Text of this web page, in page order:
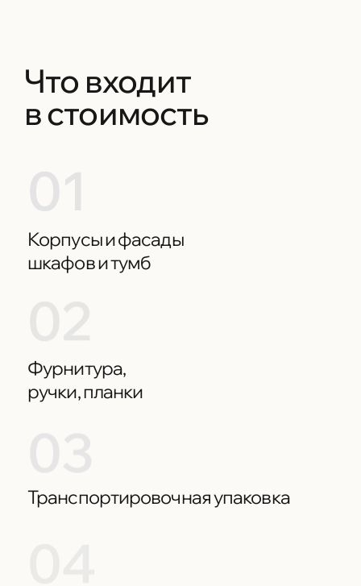
Что входит
в стоимость
01
Корпусы и фасады
шкафов и тумб
Фурнитура,
ручки, планки
Транспортировочная упаковка